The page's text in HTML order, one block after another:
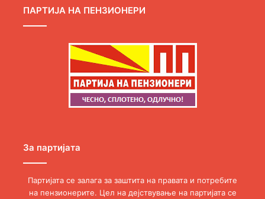
ПАРТИЈА НА ПЕНЗИОНЕРИ
За партијата
Партијата се залага за заштита на правата и потребите
на пензионерите. Цел на дејствување на партијата се